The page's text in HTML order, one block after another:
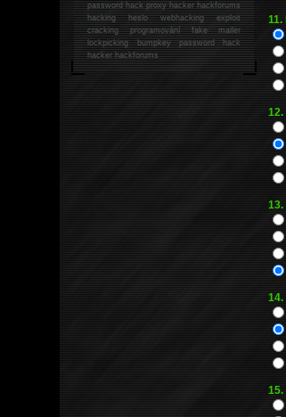
13.
14.
password hack proxy hacker hackforums
hacking heslo webhacking exploit
cracking programování fake mailer
lockpicking bumpkey password hack
hackerhackforums